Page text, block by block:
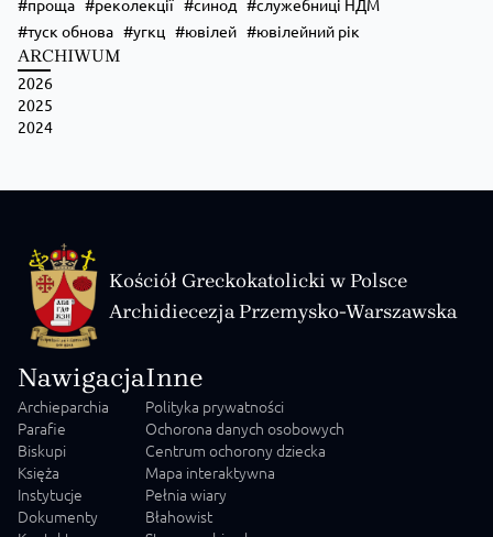
проща
реколекції синод
служебниці НДМ
туск обнова
угкц ювілей ювілейний рік
ARCHIWUM
2026
2025
2024
Kościół Greckokatolicki w Polsce
Archidiecezja Przemysko-Warszawska
Nawigacja
Archieparchia
Parafie
Biskupi
Księża
Instytucje
Dokumenty
Inne
Polityka prywatności
Ochorona danych osobowych
Centrum ochorony dziecka
Mapa interaktywna
Pełnia wiary
Błahowist